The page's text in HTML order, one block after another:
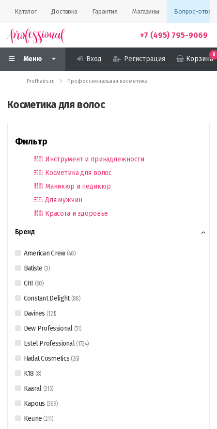
Каталог Доставка Гарантия Магазины Вопрос-ответ
+7 (495) 795-9069
Меню Вход Регистрация Корзина
0
Profhairs.ru Профессиональная косметика
Косметика для волос
Фильтр
Инструмент и принадлежности
Косметика для волос
Маникюр и педикюр
Для мужчин
Красота и здоровье
Бренд
American Crew (48)
Batiste (3)
CHI (60)
Constant Delight (88)
Davines (121)
Dew Professional (51 )
Estel Professional (1724)
Hadat Cosmetics (26)
K18 (8)
Kaaral (315)
Kapous (369)
Keune (211 )